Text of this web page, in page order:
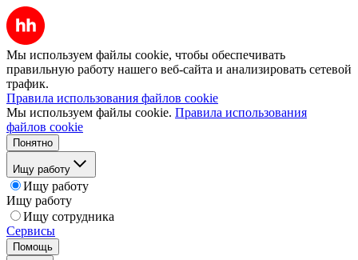
Мы используем файлы cookie, чтобы обеспечивать
правильную работу нашего веб-сайта и анализировать сетевой
трафик.
Правила использования файлов cookie
Мы используем файлы cookie. Правила использования
файлов cookie
Понятно
Ищу работу
Ищу работу
Ищу работу
Ищу сотрудника
Сервисы
Помощь